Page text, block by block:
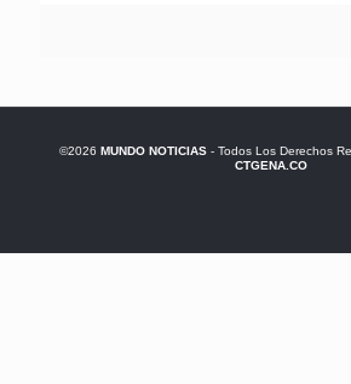
©2026 MUNDO NOTICIAS- Todos Los Derechos
CTGENA.CO